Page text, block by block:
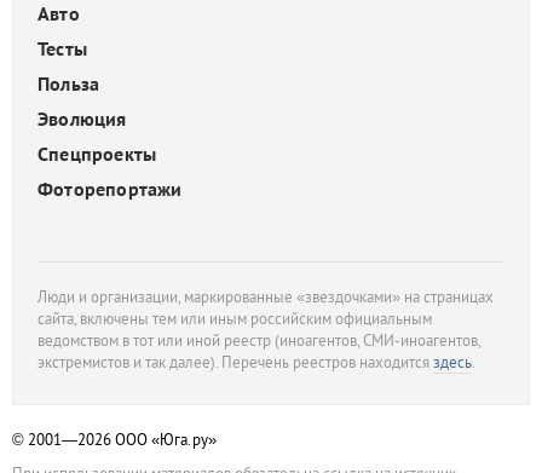
Авто
Тесты
Польза
Эволюция
Спецпроекты
Фоторепортажи
Люди и организации, маркированные «звездочками» на страницах
сайта, включены тем или иным российским официальным
ведомством в тот или иной реестр (иноагентов, СМИ-иноагентов,
экстремистов и так далее). Перечень реестров находитсяздесь.
© 2001—2026ООО «Юга.ру»